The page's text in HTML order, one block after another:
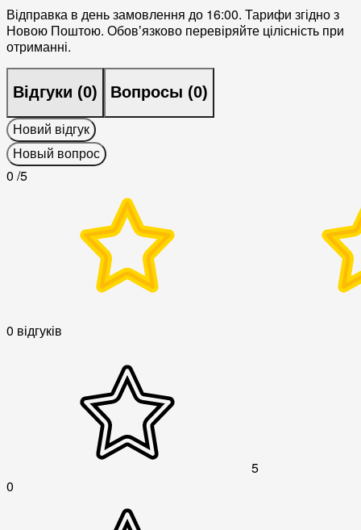
Відправка в день замовлення до 16:00. Тарифи згідно з
Новою Поштою. Обовʼязково перевіряйте цілісність при
отриманні.
Відгуки (0) Вопросы (0)
Новий відгук
Новый вопрос
0 /5
0 відгуків
5
0